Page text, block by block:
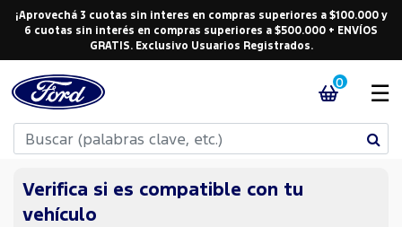
¡Aprovechá 3 cuotas sin interes en compras superiores a $100.000 y
6 cuotas sin interés en compras superiores a $500.000 + ENVÍOS
GRATIS. Exclusivo Usuarios Registrados.
0 ☰
Verifica si es compatible con tu
vehículo